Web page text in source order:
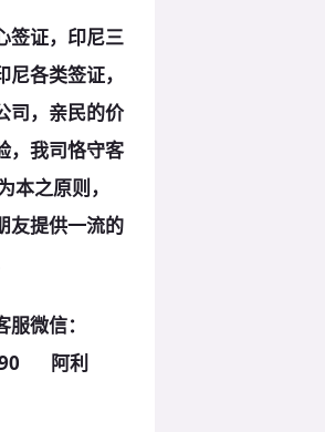
签证，印尼三
各类签证，
司，亲民的价
，我司恪守客
本之原则，
友提供一流的
微信：
阿利